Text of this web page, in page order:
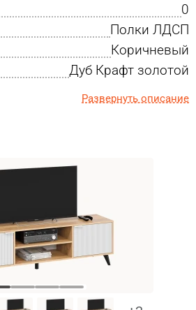
0
Полки ЛДСП
Коричневый
Дуб Крафт золотой
Развернуть описание